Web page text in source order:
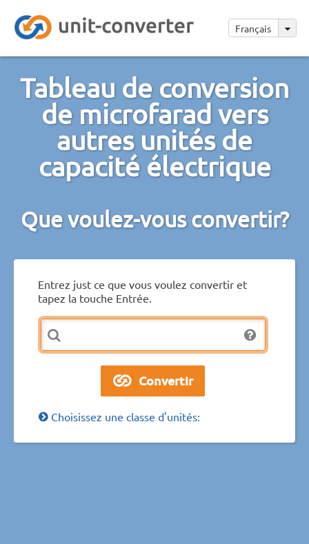
Français
Tableau de conversion
de microfarad vers
autres unités de
capacité électrique
Que voulez-vous convertir?
Entrez just ce que vous voulez convertir et
tapez la touche Entrée.
Choisissez une classe d'unités: